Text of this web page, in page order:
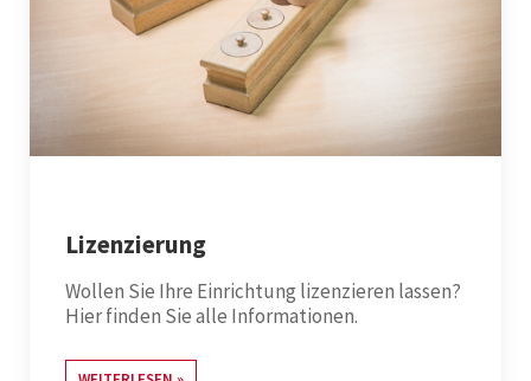
Lizenzierung
Wollen Sie Ihre Einrichtung lizenzieren lassen?
Hier finden Sie alle Informationen.